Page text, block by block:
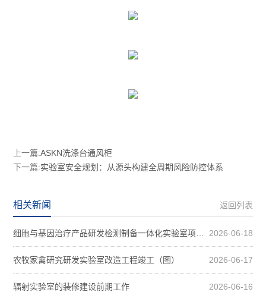
上一篇:ASKN洗涤台通风柜
下一篇:实验室安全规划：从源头构建全周期风险防控体系
返回列表
相关新闻
2026-06-18
细胞与基因治疗产品研发检测制备一体化实验室项目装修案例图
2026-06-17
农牧家禽研究研发实验室改造工程竣工（图）
2026-06-16
辐射实验室的装修建设前期工作